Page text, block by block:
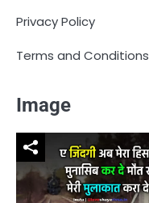
Privacy Policy
Terms and Conditions
Image